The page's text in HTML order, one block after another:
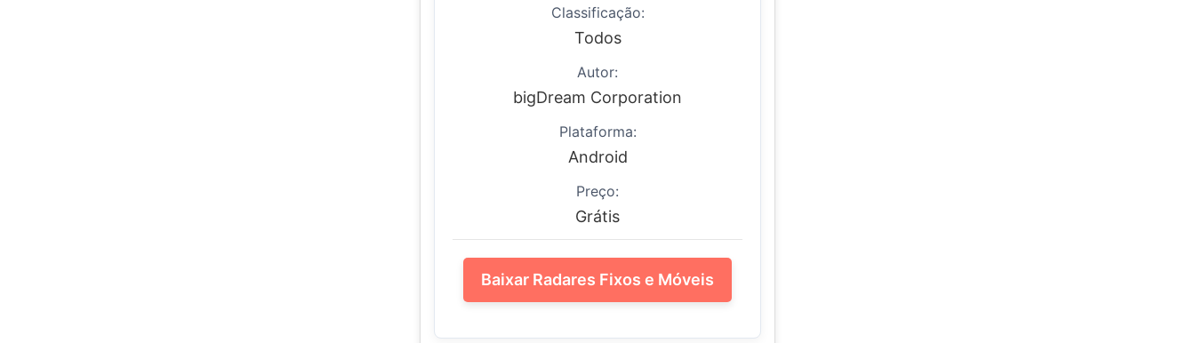
Classificação:
Todos
Autor:
bigDream Corporation
Plataforma:
Android
Preço:
Grátis
Baixar Radares Fixos e Móveis